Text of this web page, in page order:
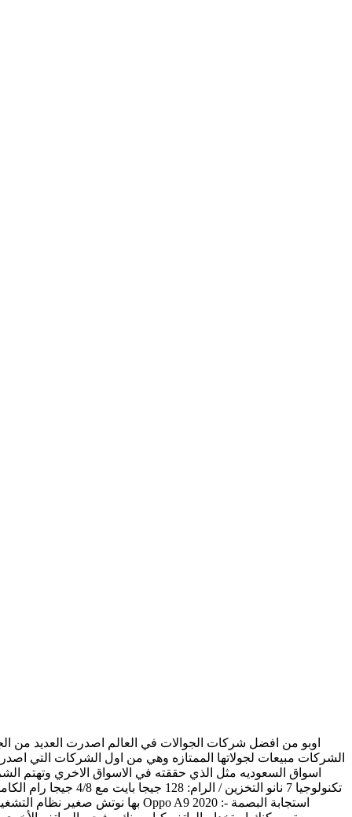
اوبو من افضل شركات الجوالات في العالم اصدرت العديد من
الشركات مبيعات لجولاتها الممتازه وهي من اول الشركات التي
اسواق السعوديه مثل الذي حققته في الاسواق الاخري